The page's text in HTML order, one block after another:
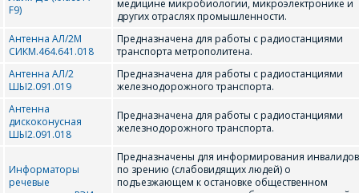
F9)
медицине микробиологии, микроэлектронике и
других отраслях промышленности.
Антенна АЛ/2М
СИКМ.464.641.018
Предназначена для работы с радиостанциями
транспорта метрополитена.
Антенна АЛ/2
ШЫ2.091.019
Предназначена для работы с радиостанциями
железнодорожного транспорта.
Антенна
дискоконусная
ШЫ2.091.018
Предназначена для работы с радиостанциями
железнодорожного транспорта.
Информаторы
речевые
Предназначены для информирования инвалидов
по зрению (слабовидящих людей) о
подъезжающем к остановке общественном
ЗАДАЦЬ ВАПРОС
МЕНЕДЖЭРЫ
КАМПАНІІ З
РАДАСЦЮ
АДКАЖУЦЬ НА
ВАШЫ ПЫТАННІ,